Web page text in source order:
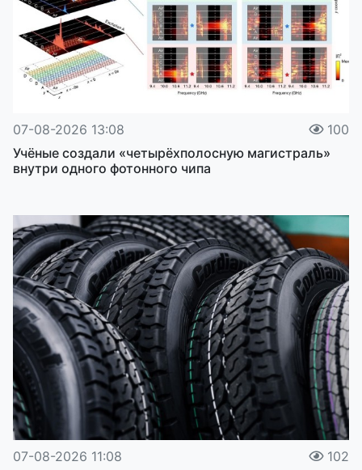
07-08-2026 13:08
100
Учёные создали «четырёхполосную магистраль»
внутри одного фотонного чипа
07-08-2026 11:08
102